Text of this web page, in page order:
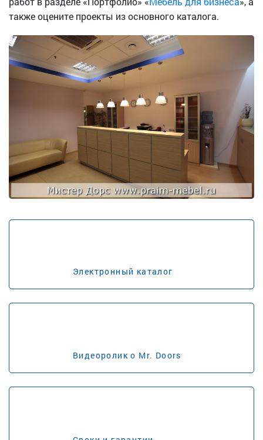
также оцените проекты из основного каталога.
Электронный каталог
Видеоролик о Mr. Doors